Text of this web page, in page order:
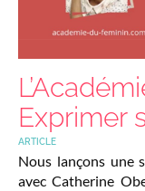
Exprimer
ARTICLE
Nous lançons une
avec Catherine